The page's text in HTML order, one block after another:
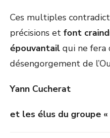
Ces multiples
précisions et font
épouvantail qui ne
désengorgement de
Yann Cucherat
et les élus du groupe «